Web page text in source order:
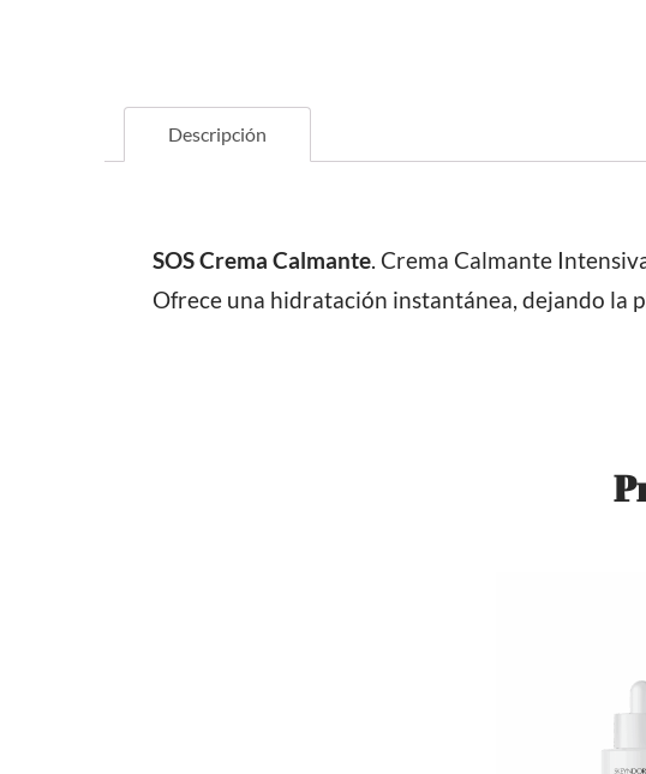
Descripción
SOS Crema Calmante. Crema Calmante
Ofrece una hidratación instantánea, dejando la